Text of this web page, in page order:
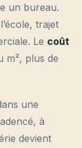
un bureau.
trajet
Le coût
m², plus de
une
à
devient